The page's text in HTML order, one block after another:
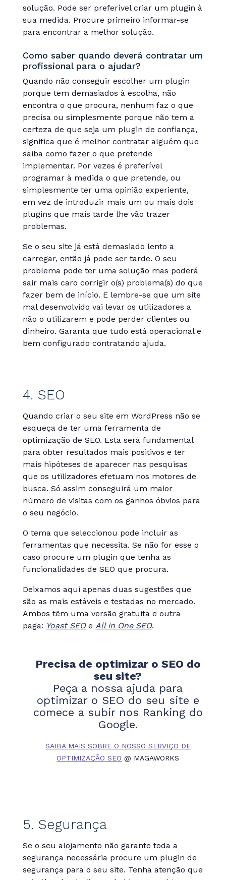
solução. Pode ser preferível criar um plugin à
sua medida. Procure primeiro informar-se
para encontrar a melhor solução.
Como saber quando deverá contratar um
profissional para o ajudar?
Quando não conseguir escolher um plugin
porque tem demasiados à escolha, não
encontra o que procura, nenhum faz o que
precisa ou simplesmente porque não tem a
certeza de que seja um plugin de confiança,
significa que é melhor contratar alguém que
saiba como fazer o que pretende
implementar. Por vezes é preferível
programar à medida o que pretende, ou
simplesmente ter uma opinião experiente,
em vez de introduzir mais um ou mais dois
plugins que mais tarde lhe vão trazer
problemas.
Se o seu site já está demasiado lento a
carregar, então já pode ser tarde. O seu
problema pode ter uma solução mas poderá
sair mais caro corrigir o(s) problema(s) do que
fazer bem de início. E lembre-se que um site
mal desenvolvido vai levar os utilizadores a
não o utilizarem e pode perder clientes ou
dinheiro. Garanta que tudo está operacional e
bem configurado contratando ajuda.
4. SEO
Quando criar o seu site em WordPress não se
esqueça de ter uma ferramenta de
optimização de SEO. Esta será fundamental
para obter resultados mais positivos e ter
mais hipóteses de aparecer nas pesquisas
que os utilizadores efetuam nos motores de
busca. Só assim conseguirá um maior
número de visitas com os ganhos óbvios para
o seu negócio.
O tema que seleccionou pode incluir as
ferramentas que necessita. Se não for esse o
caso procure um plugin que tenha as
funcionalidades de SEO que procura.
Deixamos aqui apenas duas sugestões que
são as mais estáveis e testadas no mercado.
Ambos têm uma versão gratuita e outra
paga: Yoast SEOe All in One SEO.
Precisa de optimizar o SEO do
seu site?
Peça a nossa ajuda para
optimizar o SEO do seu site e
comece a subir nos Ranking do
Google.
SAIBA MAIS SOBRE O NOSSO SERVIÇO DE
OPTIMIZAÇÃO SEO @ MAGAWORKS
5. Segurança
Se o seu alojamento não garante toda a
segurança necessária procure um plugin de
segurança para o seu site. Tenha atenção que